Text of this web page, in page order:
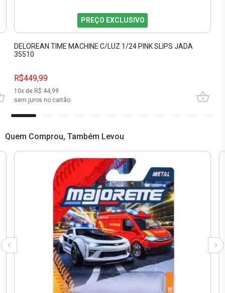
PREÇO EXCLUSIVO
DELOREAN TIME MACHINE C/LUZ 1/24 PINK SLIPS JADA
35510
R$449,99
10x de R$ 44,99
sem juros no cartão
Quem Comprou, Também Levou